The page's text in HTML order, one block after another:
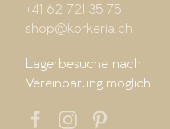
+41 62 721 35 75
shop@korkeria.ch
Lagerbesuche nach
Vereinbarung möglich!